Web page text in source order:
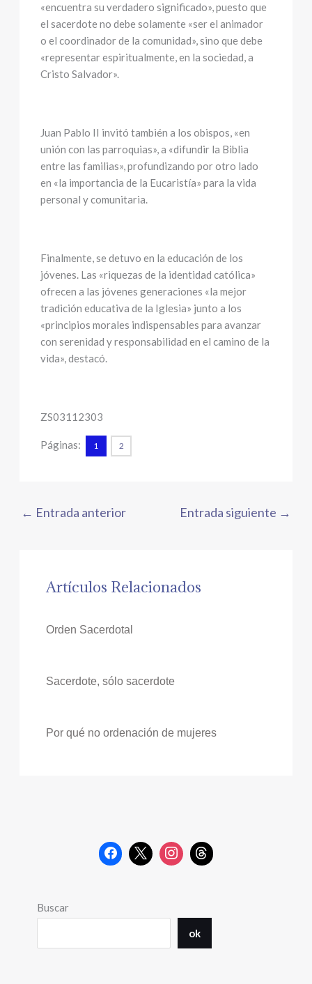
«encuentra su verdadero significado», puesto que
el sacerdote no debe solamente «ser el animador
o el coordinador de la comunidad», sino que debe
«representar espiritualmente, en la sociedad, a
Cristo Salvador».
Juan Pablo II invitó también a los obispos, «en
unión con las parroquias», a «difundir la Biblia
entre las familias», profundizando por otro lado
en «la importancia de la Eucaristía» para la vida
personal y comunitaria.
Finalmente, se detuvo en la educación de los
jóvenes. Las «riquezas de la identidad católica»
ofrecen a las jóvenes generaciones «la mejor
tradición educativa de la Iglesia» junto a los
«principios morales indispensables para avanzar
con serenidad y responsabilidad en el camino de la
vida», destacó.
ZS03112303
Páginas: 1 2
← Entrada anterior Entrada siguiente →
Artículos Relacionados
Orden Sacerdotal
Sacerdote, sólo sacerdote
Por qué no ordenación de mujeres
Buscar
ok